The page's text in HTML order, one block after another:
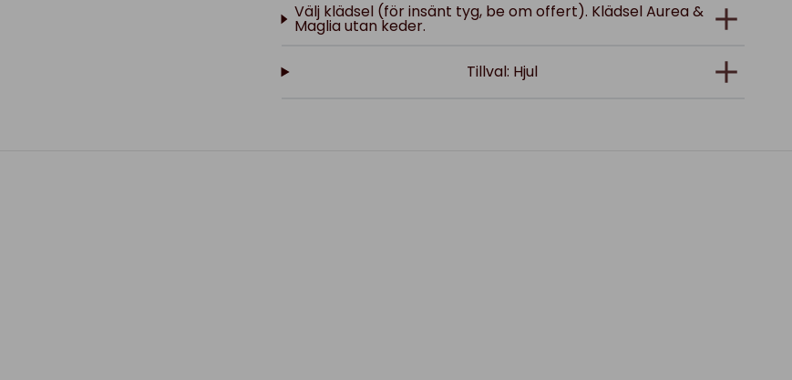
Välj klädsel (för insänt tyg, be om offert). Klädsel Aurea &
Maglia utan keder.
Tillval: Hjul